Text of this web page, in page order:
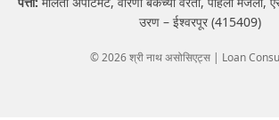
उरण – ईश्वरपूर (415409)
© 2026 श्री नाथ असोसिएट्स | Loan